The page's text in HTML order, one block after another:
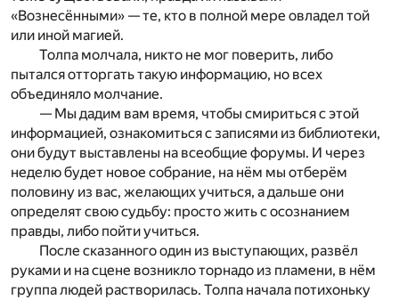
«Вознесёнными» — те, кто в полной мере овладел той
или иной магией.
Толпа молчала, никто не мог поверить, либо
пытался отторгать такую информацию, но всех
объединяло молчание.
— Мы дадим вам время, чтобы смириться с этой
информацией, ознакомиться с записями из библиотеки,
они будут выставлены на всеобщие форумы. И через
неделю будет новое собрание, на нём мы отберём
половину из вас, желающих учиться, а дальше они
определят свою судьбу: просто жить с осознанием
правды, либо пойти учиться.
После сказанного один из выступающих, развёл
руками и на сцене возникло торнадо из пламени, в нём
группа людей растворилась. Толпа начала потихоньку